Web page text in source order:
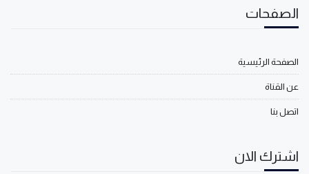
الصفحات
الصفحة الرئيسية
عن القناة
اتصل بنا
اشترك الان